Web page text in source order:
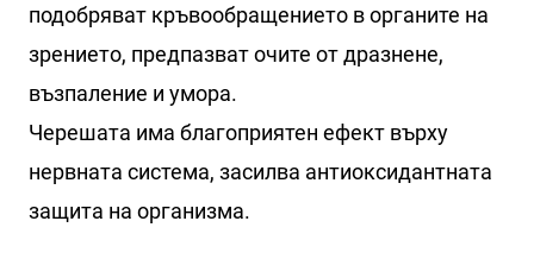
подобряват кръвообращението в органите на
зрението, предпазват очите от дразнене,
възпаление и умора.
Черешата има благоприятен ефект върху
нервната система, засилва антиоксидантната
защита на организма.